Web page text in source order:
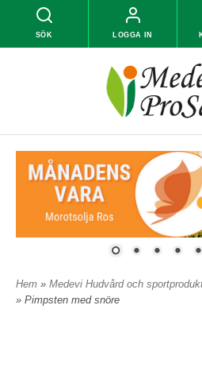
SÖK LOGGA IN
Hem » Medevi Hudvård och
» Pimpsten med snöre